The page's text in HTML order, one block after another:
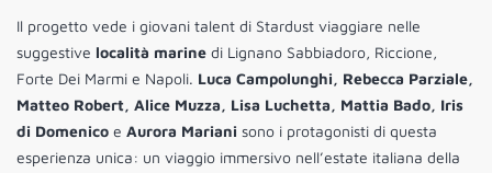
Il progetto vede i giovani talent di Stardust viaggiare nelle
suggestive località marine di Lignano Sabbiadoro, Riccione,
Forte Dei Marmi e Napoli. Luca Campolunghi, Rebecca Parziale,
Matteo Robert, Alice Muzza, Lisa Luchetta, Mattia Bado, Iris
di Domenico e Aurora Mariani sono i protagonisti di questa
esperienza unica: un viaggio immersivo nell’estate italiana della